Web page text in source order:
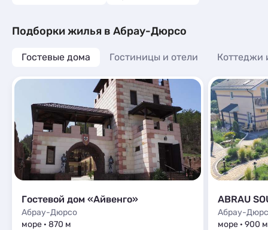
Подборки жилья в Абрау-Дюрсо
Гостевые дома Гостиницы и отели Коттеджи
Гостевой дом «Айвенго»
Абрау-Дюрсо
море · 870 м
ABRAU
Абрау-
море · 900 м